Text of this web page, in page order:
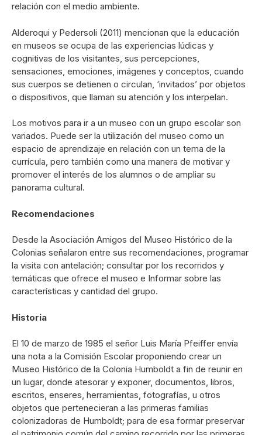
relación con el medio ambiente.
Alderoqui y Pedersoli (2011) mencionan que la educación
en museos se ocupa de las experiencias lúdicas y
cognitivas de los visitantes, sus percepciones,
sensaciones, emociones, imágenes y conceptos, cuando
sus cuerpos se detienen o circulan, ‘invitados’ por objetos
o dispositivos, que llaman su atención y los interpelan.
Los motivos para ir a un museo con un grupo escolar son
variados. Puede ser la utilización del museo como un
espacio de aprendizaje en relación con un tema de la
currícula, pero también como una manera de motivar y
promover el interés de los alumnos o de ampliar su
panorama cultural.
Recomendaciones
Desde la Asociación Amigos del Museo Histórico de la
Colonias señalaron entre sus recomendaciones, programar
la visita con antelación; consultar por los recorridos y
temáticas que ofrece el museo e Informar sobre las
características y cantidad del grupo.
Historia
El 10 de marzo de 1985 el señor Luis María Pfeiffer envía
una nota a la Comisión Escolar proponiendo crear un
Museo Histórico de la Colonia Humboldt a fin de reunir en
un lugar, donde atesorar y exponer, documentos, libros,
escritos, enseres, herramientas, fotografías, u otros
objetos que pertenecieran a las primeras familias
colonizadoras de Humboldt; para de esa formar preservar